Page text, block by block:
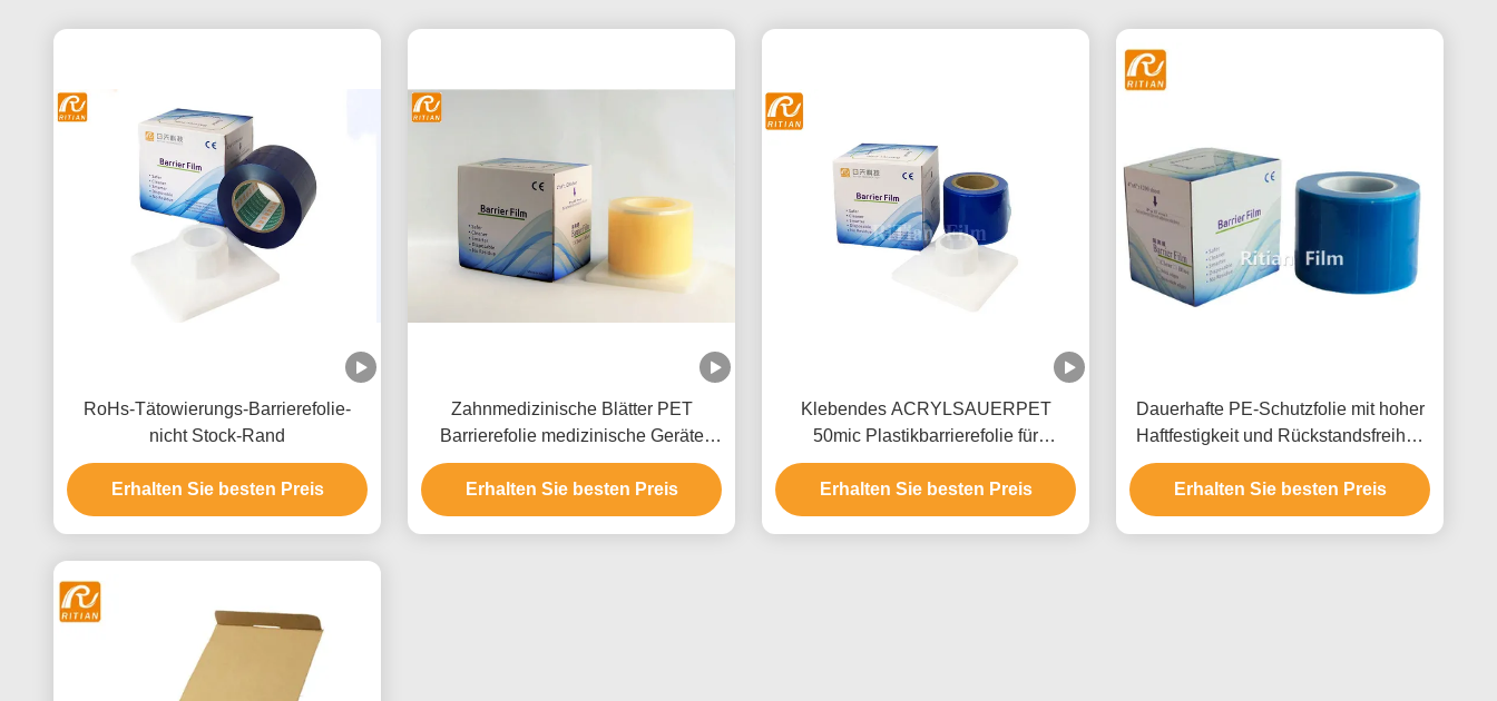
RoHs-Tätowierungs-Barrierefolie-
nicht Stock-Rand
Erhalten Sie besten Preis
Zahnmedizinische Blätter PET
Barrierefolie medizinische Geräte
Soems Material-1200
Erhalten Sie besten Preis
Klebendes ACRYLSAUERPET
50mic Plastikbarrierefolie für
zahnmedizinische Klinik
Erhalten Sie besten Preis
Dauerhafte PE-Schutzfolie mit hoher
Haftfestigkeit und Rückstandsfreiheit
für medizinische Geräte
Erhalten Sie besten Preis